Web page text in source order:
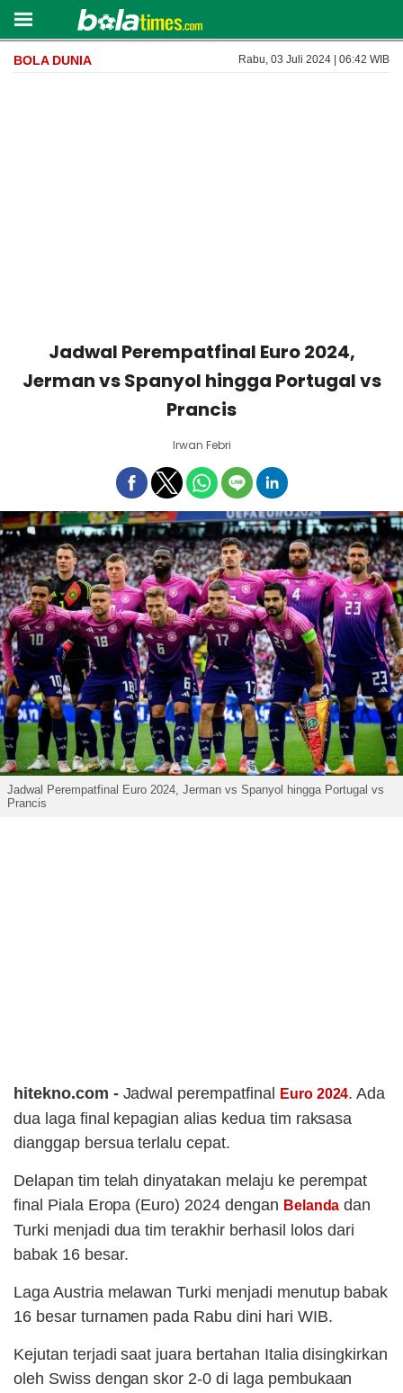
BOLA DUNIA Rabu, 03 Juli 2024 | 06:42 WIB
Jadwal Perempatfinal Euro 2024,
Jerman vs Spanyol hingga Portugal vs
Prancis
Irwan Febri
Jadwal Perempatfinal Euro 2024, Jerman vs Spanyol hingga Portugal vs
Prancis
hitekno.com - Jadwal perempatfinal Euro 2024. Ada
dua laga final kepagian alias kedua tim raksasa
dianggap bersua terlalu cepat.
Delapan tim telah dinyatakan melaju ke perempat
final Piala Eropa (Euro) 2024 dengan Belanda dan
Turki menjadi dua tim terakhir berhasil lolos dari
babak 16 besar.
Laga Austria melawan Turki menjadi menutup babak
16 besar turnamen pada Rabu dini hari WIB.
Kejutan terjadi saat juara bertahan Italia disingkirkan
oleh Swiss dengan skor 2-0 di laga pembukaan